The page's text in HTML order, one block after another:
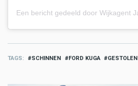
TAGS SCHINNEN FORD KUGA GESTOLEN